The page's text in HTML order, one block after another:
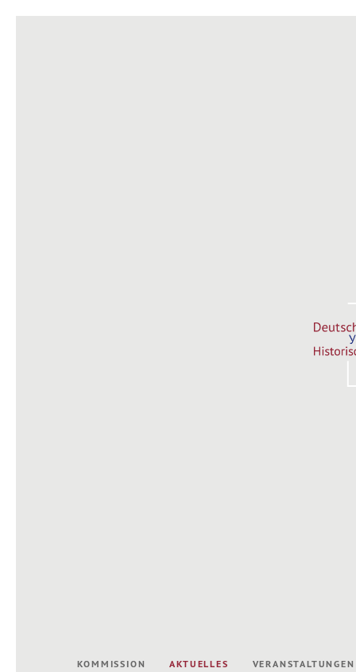
KOMMISSION AKTUELLES VERANSTALTUNGEN